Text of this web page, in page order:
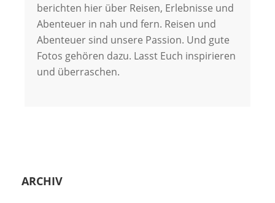
berichten hier über Reisen, Erlebnisse und
Abenteuer in nah und fern. Reisen und
Abenteuer sind unsere Passion. Und gute
Fotos gehören dazu. Lasst Euch inspirieren
und überraschen.
ARCHIV